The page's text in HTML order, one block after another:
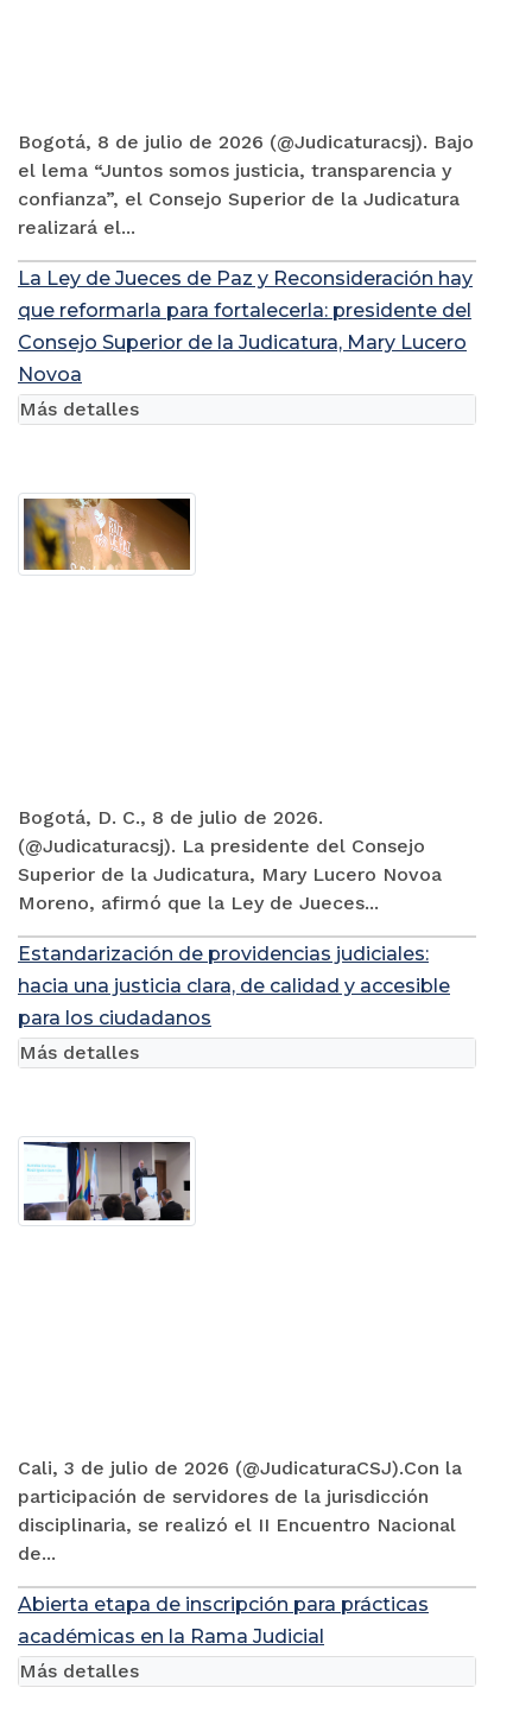
Bogotá, 8 de julio de 2026 (@Judicaturacsj). Bajo
el lema “Juntos somos justicia, transparencia y
confianza”, el Consejo Superior de la Judicatura
realizará el...
La Ley de Jueces de Paz y Reconsideración hay
que reformarla para fortalecerla: presidente del
Consejo Superior de la Judicatura, Mary Lucero
Novoa
Bogotá, D. C., 8 de julio de 2026.
(@Judicaturacsj). La presidente del Consejo
Superior de la Judicatura, Mary Lucero Novoa
Moreno, afirmó que la Ley de Jueces...
Más detalles
Estandarización de providencias judiciales:
hacia una justicia clara, de calidad y accesible
para los ciudadanos
Cali, 3 de julio de 2026 (@JudicaturaCSJ).Con la
participación de servidores de la jurisdicción
disciplinaria, se realizó el II Encuentro Nacional
de...
Más detalles
Abierta etapa de inscripción para prácticas
académicas en la Rama Judicial
Más detalles